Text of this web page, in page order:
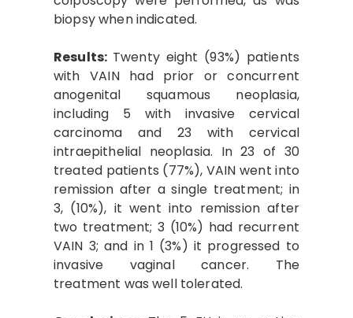
biopsy when indicated.
Results: Twenty eight (93%) patients
with VAIN had prior or concurrent
anogenital squamous neoplasia,
including 5 with invasive cervical
carcinoma and 23 with cervical
intraepithelial neoplasia. In 23 of 30
treated patients (77%), VAIN went into
remission after a single treatment; in
3, (10%), it went into remission after
two treatment; 3 (10%) had recurrent
VAIN 3; and in 1 (3%) it progressed to
invasive vaginal cancer. The
treatment was well tolerated.